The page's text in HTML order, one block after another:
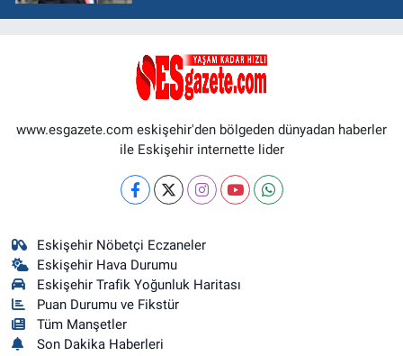
www.esgazete.com eskişehir'den bölgeden dünyadan haberler
ile Eskişehir internette lider
Eskişehir Nöbetçi Eczaneler
Eskişehir Hava Durumu
Eskişehir Trafik Yoğunluk Haritası
Puan Durumu ve Fikstür
Tüm Manşetler
Son Dakika Haberleri